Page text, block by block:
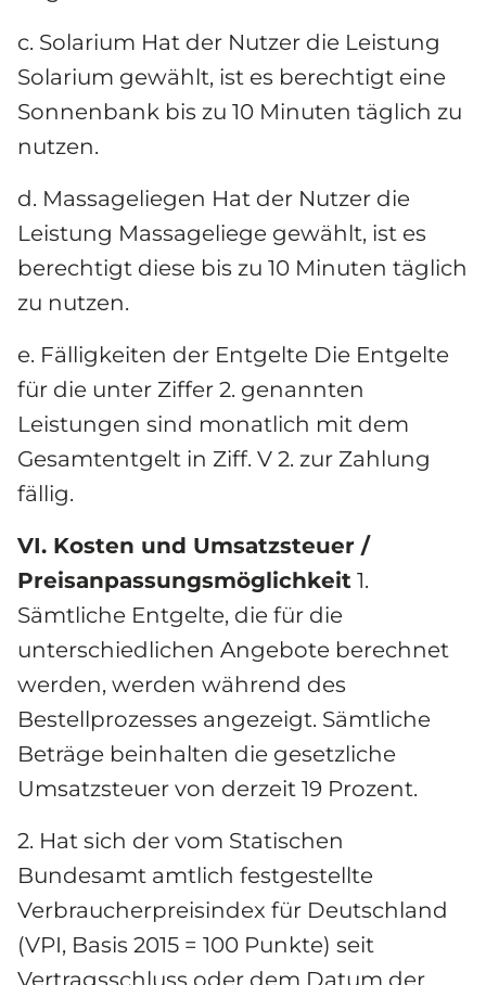
c. Solarium Hat der Nutzer die Leistung
Solarium gewählt, ist es berechtigt eine
Sonnenbank bis zu 10 Minuten täglich zu
nutzen.
d. Massageliegen Hat der Nutzer die
Leistung Massageliege gewählt, ist es
berechtigt diese bis zu 10 Minuten täglich
zu nutzen.
e. Fälligkeiten der Entgelte Die Entgelte
für die unter Ziffer 2. genannten
Leistungen sind monatlich mit dem
Gesamtentgelt in Ziff. V 2. zur Zahlung
fällig.
VI. Kosten und Umsatzsteuer /
Preisanpassungsmöglichkeit 1.
Sämtliche Entgelte, die für die
unterschiedlichen Angebote berechnet
werden, werden während des
Bestellprozesses angezeigt. Sämtliche
Beträge beinhalten die gesetzliche
Umsatzsteuer von derzeit 19 Prozent.
2. Hat sich der vom Statischen
Bundesamt amtlich festgestellte
Verbraucherpreisindex für Deutschland
(VPI, Basis 2015 = 100 Punkte) seit
Vertragsschluss oder dem Datum der